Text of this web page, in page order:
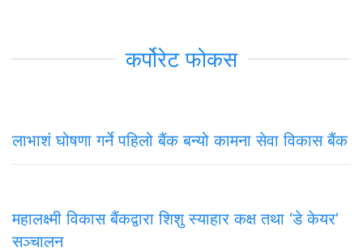
कर्पोरेट फोकस
लाभाशं घोषणा गर्ने पहिलो बैंक बन्यो कामना सेवा विकास बैंक
महालक्ष्मी विकास बैंकद्वारा शिशु स्याहार कक्ष तथा ‘डे केयर’
सञ्चालन